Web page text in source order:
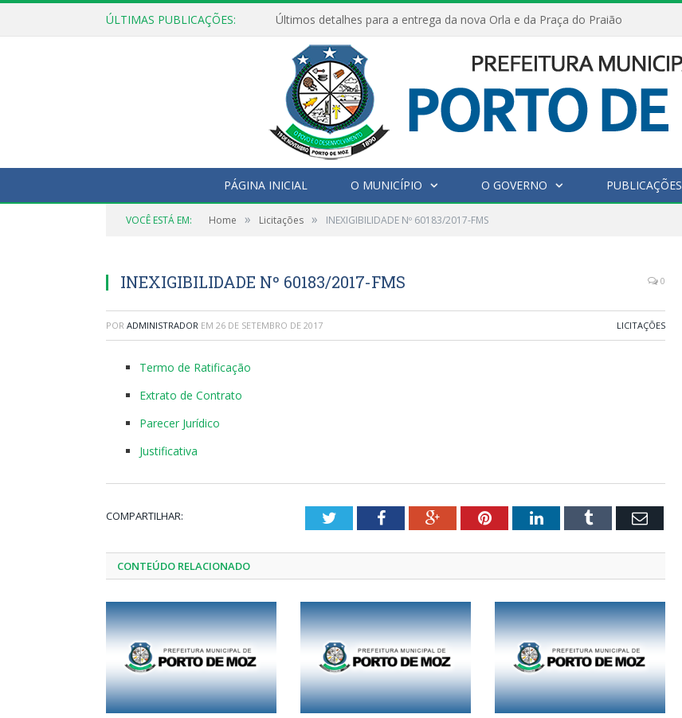
ÚLTIMAS PUBLICAÇÕES: Últimos detalhes para a entrega da nova Orla e da Praça do Praião
PÁGINA INICIAL O MUNICÍPIO O GOVERNO PUBLICAÇÕES
VOCÊ ESTÁ EM: Home » Licitações » INEXIGIBILIDADE Nº 60183/2017-FMS
INEXIGIBILIDADE Nº 60183/2017-FMS 0
POR ADMINISTRADOR EM 26 DE SETEMBRO DE 2017 LICITAÇÕES
Termo de Ratificação
Extrato de Contrato
Parecer Jurídico
Justificativa
COMPARTILHAR: TwitterFacebookGoogle+PinterestLinkedInTumblr Email
CONTEÚDO RELACIONADO